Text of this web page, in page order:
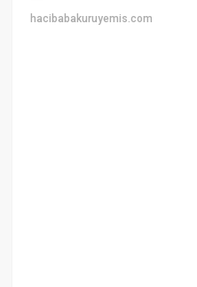
hacibabakuruyemis.com